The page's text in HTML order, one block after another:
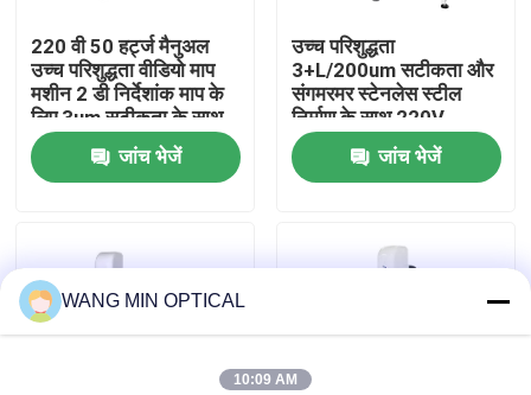
कारखाना भ्रमण
गुणवत्ता नियंत्रण
हमसे संपर्क करें
मामलों
सीएनसी दृष्टि मापने की मशीन
220 वी 50 हर्ट्ज मैनुअल
उच्च परिशुद्धता वीडियो माप
मशीन 2 डी निर्देशांक माप के
लिए 3um सटीकता के साथ
जांच भेजें
उच्च परिशुद्धता
3+L/200um सटीकता और
संगमरमर स्टेनलेस स्टील
निर्माण के साथ 220V
इलेक्ट्रॉनिक 2D निर्देशांक
मापने की मशीनजांच भेजें
WANG MIN OPTICAL
10:09 AM